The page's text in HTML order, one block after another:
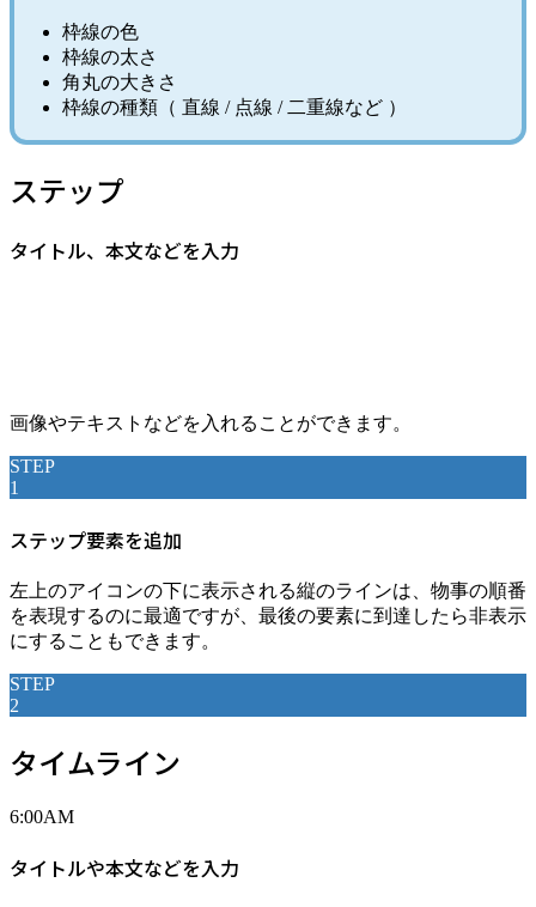
枠線の色
枠線の太さ
角丸の大きさ
枠線の種類（ 直線 / 点線 / 二重線など ）
ステップ
タイトル、本文などを入力
画像やテキストなどを入れることができます。
STEP
1
ステップ要素を追加
左上のアイコンの下に表示される縦のラインは、物事の順番
を表現するのに最適ですが、最後の要素に到達したら非表示
にすることもできます。
STEP
2
タイムライン
6:00AM
タイトルや本文などを入力